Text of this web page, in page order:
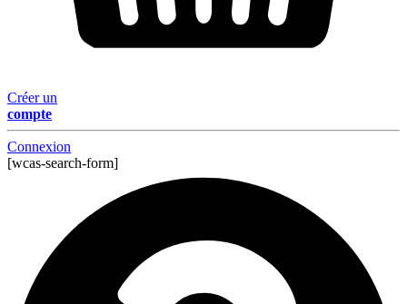
Créer un
compte
Connexion
[wcas-search-form]